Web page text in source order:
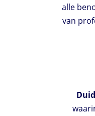
alle
van